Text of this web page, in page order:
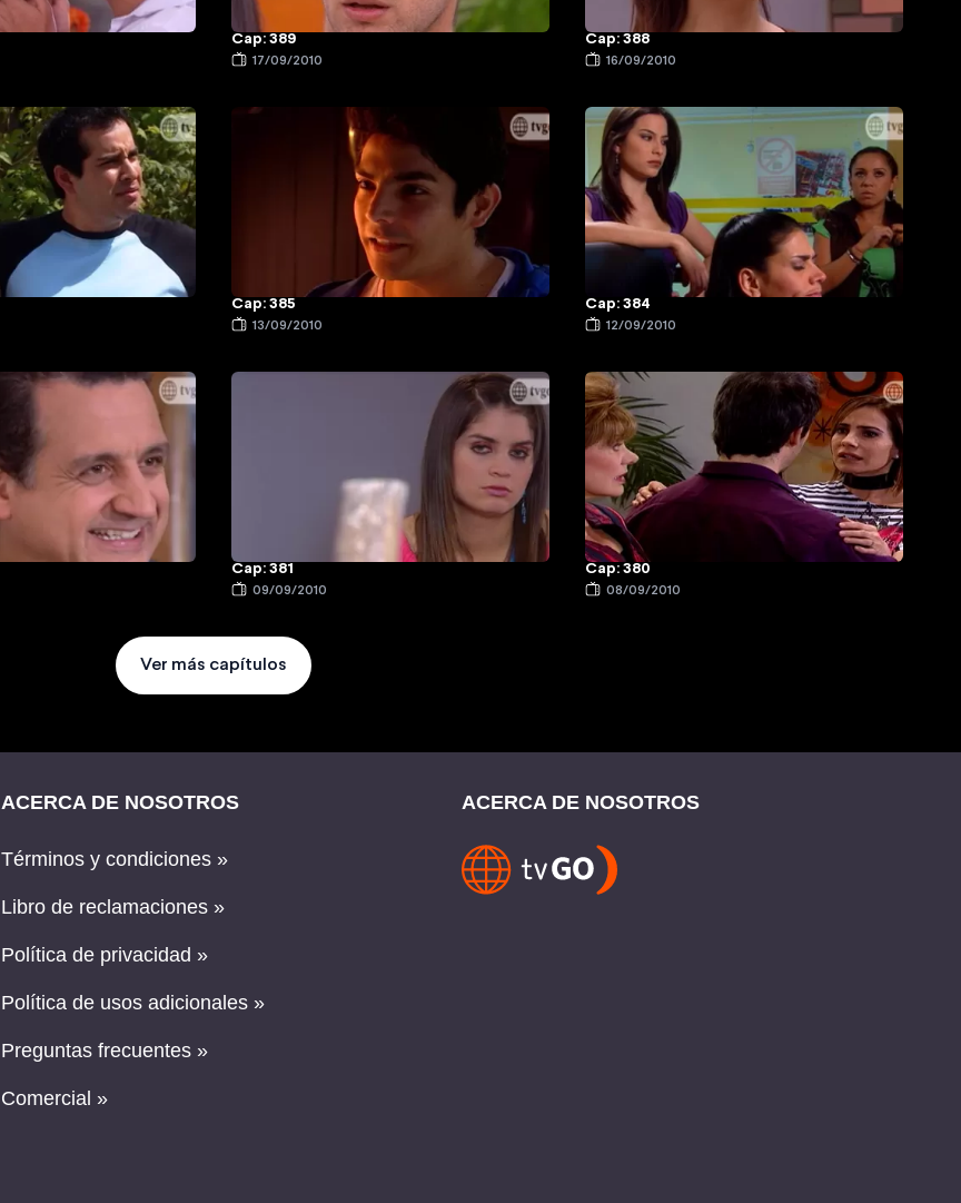
Cap: 389
17/09/2010
Cap: 388
16/09/2010
Cap: 385
13/09/2010
Cap: 384
12/09/2010
Cap: 381
09/09/2010
Cap: 380
08/09/2010
Ver más capítulos
ACERCA DE NOSOTROS
Términos y condiciones »
Libro de reclamaciones »
Política de privacidad »
Política de usos adicionales »
Preguntas frecuentes »
Comercial »
ACERCA DE NOSOTROS